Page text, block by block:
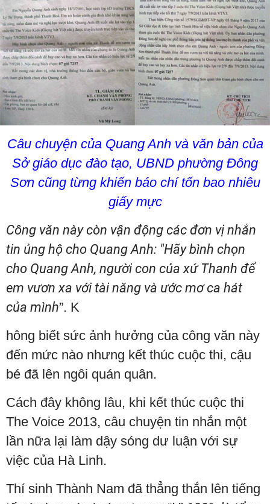
Câu chuyện của Quang Anh và văn bản của
Sở giáo dục đào tạo, UBND phường Đông
Sơn cũng từng khiến báo chí tốn bao nhiêu
giấy mực
Công văn này còn vận động các đơn vị nhắn
tin ủng hộ cho Quang Anh: "Hãy bình chọn
cho Quang Anh, người con của xứ Thanh để
em vươn xa với tài năng và ước mơ ca hát
của mình”. K
hông biết sức ảnh hưởng của công văn này
đến mức nào nhưng kết thúc cuộc thi, cậu
bé đã lên ngôi quán quân.
Cách đây không lâu, khi kết thúc cuộc thi
The Voice 2013, câu chuyện tin nhắn một
lần nữa lại làm dậy sóng dư luận với sự
việc của Hà Linh.
Thí sinh Thành Nam đã thẳng thắn lên tiếng